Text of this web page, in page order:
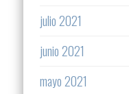
julio 2021
junio 2021
mayo 2021